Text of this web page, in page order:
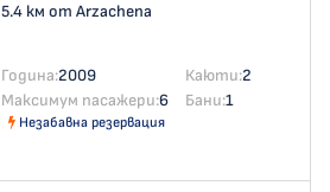
5.4 км от Arzachena
Година:2009 Каюти:2
Максимум пасажери:6 Бани:1
Незабавна резервация